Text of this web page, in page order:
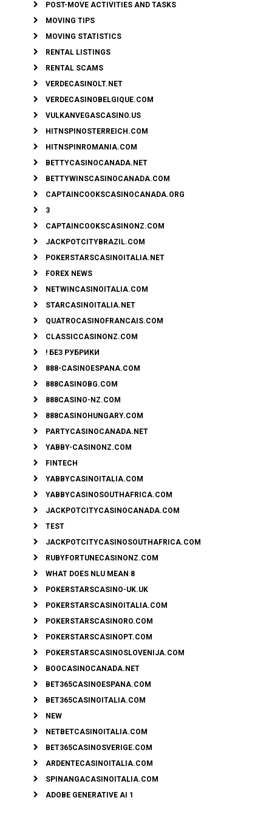
POST-MOVE ACTIVITIES AND TASKS
MOVING TIPS
MOVING STATISTICS
RENTAL LISTINGS
RENTAL SCAMS
VERDECASINOLT.NET
VERDECASINOBELGIQUE.COM
VULKANVEGASCASINO.US
HITNSPINOSTERREICH.COM
HITNSPINROMANIA.COM
BETTYCASINOCANADA.NET
BETTYWINSCASINOCANADA.COM
CAPTAINCOOKSCASINOCANADA.ORG
3
CAPTAINCOOKSCASINONZ.COM
JACKPOTCITYBRAZIL.COM
POKERSTARSCASINOITALIA.NET
FOREX NEWS
NETWINCASINOITALIA.COM
STARCASINOITALIA.NET
QUATROCASINOFRANCAIS.COM
CLASSICCASINONZ.COM
! БЕЗ РУБРИКИ
888-CASINOESPANA.COM
888CASINOBG.COM
888CASINO-NZ.COM
888CASINOHUNGARY.COM
PARTYCASINOCANADA.NET
YABBY-CASINONZ.COM
FINTECH
YABBYCASINOITALIA.COM
YABBYCASINOSOUTHAFRICA.COM
JACKPOTCITYCASINOCANADA.COM
TEST
JACKPOTCITYCASINOSOUTHAFRICA.COM
RUBYFORTUNECASINONZ.COM
WHAT DOES NLU MEAN 8
POKERSTARSCASINO-UK.UK
POKERSTARSCASINOITALIA.COM
POKERSTARSCASINORO.COM
POKERSTARSCASINOPT.COM
POKERSTARSCASINOSLOVENIJA.COM
BOOCASINOCANADA.NET
BET365CASINOESPANA.COM
BET365CASINOITALIA.COM
NEW
NETBETCASINOITALIA.COM
BET365CASINOSVERIGE.COM
ARDENTECASINOITALIA.COM
SPINANGACASINOITALIA.COM
ADOBE GENERATIVE AI 1